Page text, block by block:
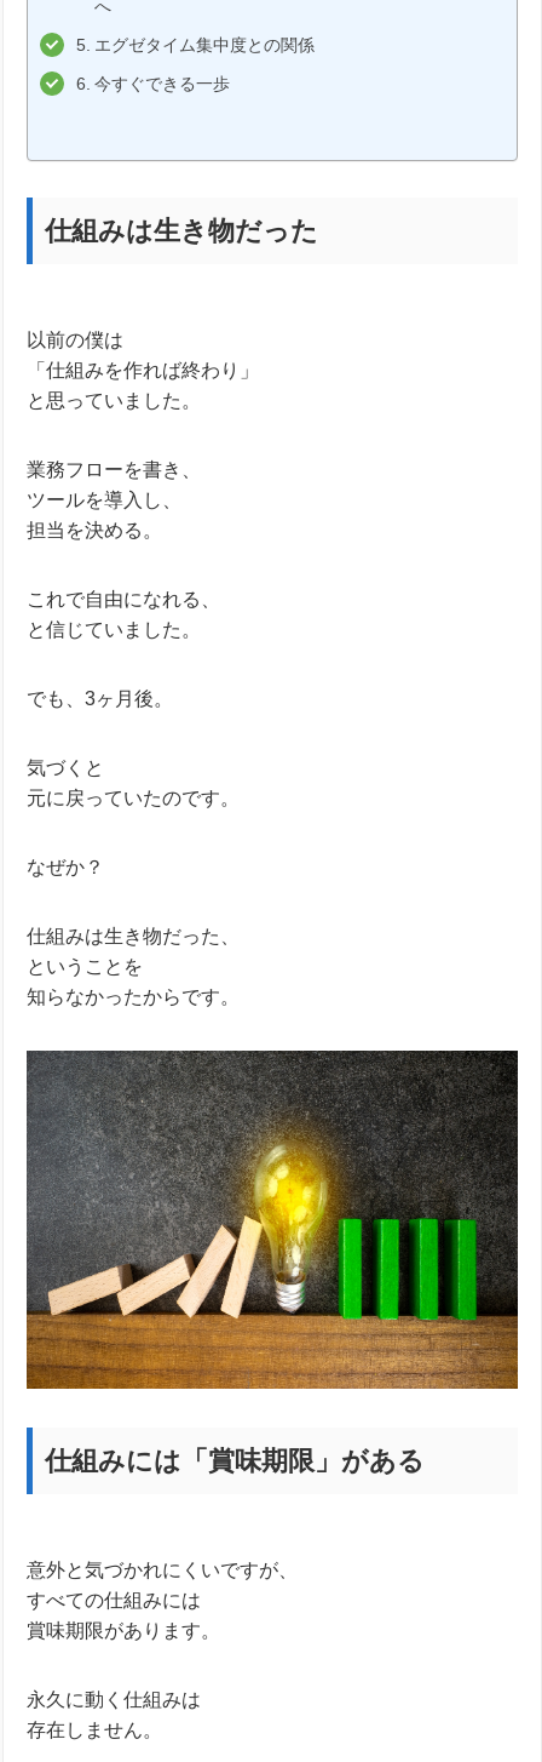
へ
エグゼタイム集中度との関係
今すぐできる一歩
仕組みは生き物だった
以前の僕は
「仕組みを作れば終わり」
と思っていました。
業務フローを書き、
ツールを導入し、
担当を決める。
これで自由になれる、
と信じていました。
でも、3ヶ月後。
気づくと
元に戻っていたのです。
なぜか？
仕組みは生き物だった、
ということを
知らなかったからです。
仕組みには「賞味期限」がある
意外と気づかれにくいですが、
すべての仕組みには
賞味期限があります。
永久に動く仕組みは
存在しません。